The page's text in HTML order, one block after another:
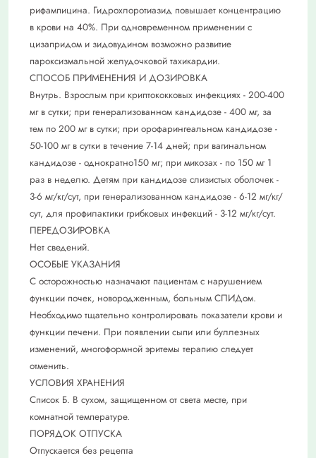
рифампицина. Гидрохлоротиазид повышает концентрацию
в крови на 40%. При одновременном применении с
цизапридом и зидовудином возможно развитие
пароксизмальной желудочковой тахикардии.
СПОСОБ ПРИМЕНЕНИЯ И ДОЗИРОВКА
Внутрь. Взрослым при криптококковых инфекциях - 200-400
мг в сутки; при генерализованном кандидозе - 400 мг, за
тем по 200 мг в сутки; при орофарингеальном кандидозе -
50-100 мг в сутки в течение 7-14 дней; при вагинальном
кандидозе - однократно150 мг; при микозах - по 150 мг 1
раз в неделю. Детям при кандидозе слизистых оболочек -
3-6 мг/кг/сут, при генерализованном кандидозе - 6-12 мг/кг/
сут, для профилактики грибковых инфекций - 3-12 мг/кг/сут.
ПЕРЕДОЗИРОВКА
Нет сведений.
ОСОБЫЕ УКАЗАНИЯ
С осторожностью назначают пациентам с нарушением
функции почек, новородженным, больным СПИДом.
Необходимо тщательно контролировать показатели крови и
функции печени. При появлении сыпи или буллезных
изменений, многоформной эритемы терапию следует
отменить.
УСЛОВИЯ ХРАНЕНИЯ
Список Б. В сухом, защищенном от света месте, при
комнатной температуре.
ПОРЯДОК ОТПУСКА
Отпускается без рецепта